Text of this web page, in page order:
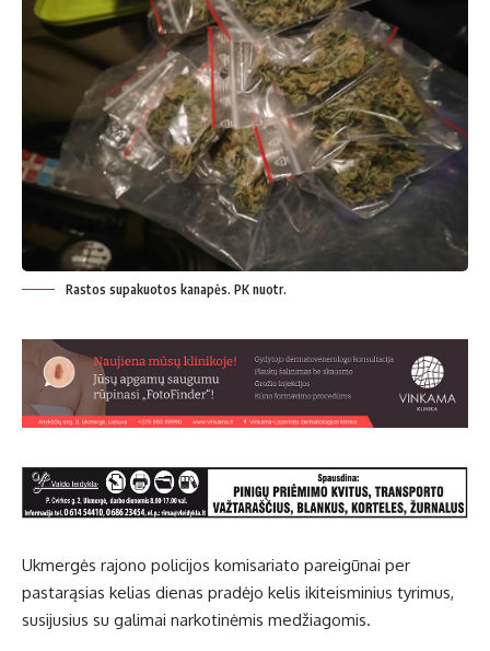
Rastos supakuotos kanapės. PK nuotr.
Ukmergės rajono policijos komisariato pareigūnai per
pastarąsias kelias dienas pradėjo kelis ikiteisminius tyrimus,
susijusius su galimai narkotinėmis medžiagomis.